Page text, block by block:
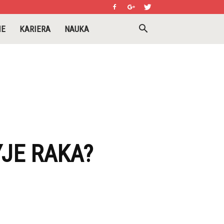
KARIERA NAUKA
RAKA?